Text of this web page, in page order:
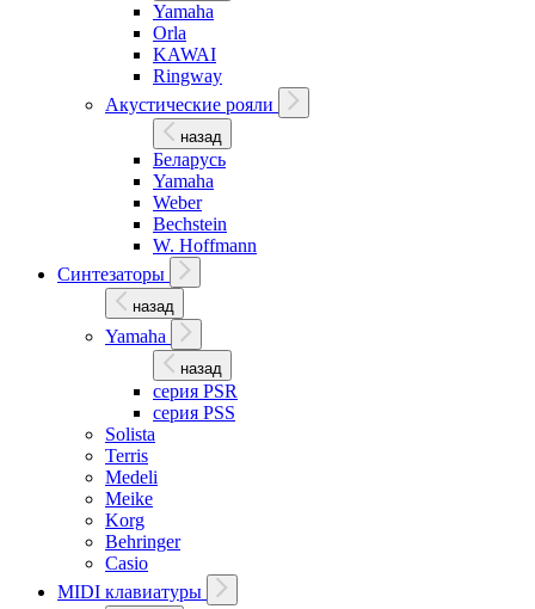
Yamaha
Orla
KAWAI
Ringway
Акустические рояли
назад
Беларусь
Yamaha
Weber
Bechstein
W. Hoffmann
Синтезаторы
назад
Yamaha
назад
серия PSR
серия PSS
Solista
Terris
Medeli
Meike
Korg
Behringer
Casio
MIDI клавиатуры